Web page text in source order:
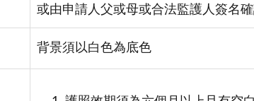
或由申請人父或母或合法監護人簽名確
背景須以白色為底色